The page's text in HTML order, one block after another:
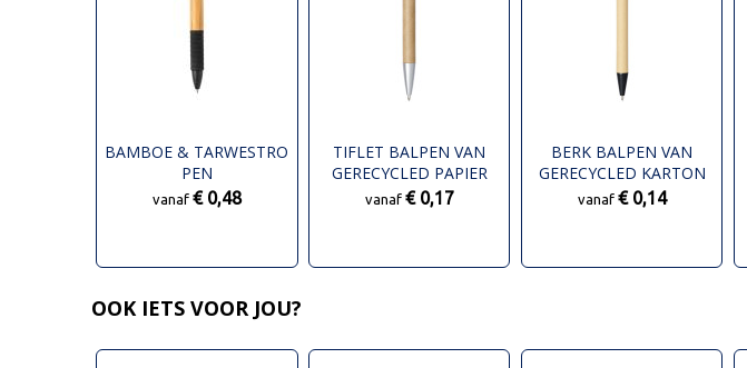
BAMBOE & TARWESTRO
PEN
vanaf € 0,48
TIFLET BALPEN VAN
GERECYCLED PAPIER
(ZWARTE INKT)
vanaf € 0,17
BERK BALPEN VAN
GERECYCLED KARTON
EN MAÏS-KUNSTSTOF
(ZWARTE INKT)
vanaf € 0,14
OOK IETS VOOR JOU?